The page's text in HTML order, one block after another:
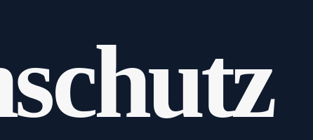
Entertainment formats for brands.
First Impression
The film to introduce your business.